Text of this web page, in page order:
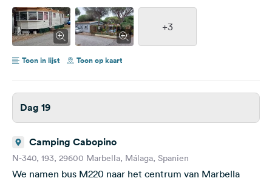
+3
Toon in lijst Toon op kaart
Dag 19
Camping Cabopino
N-340, 193, 29600 Marbella, Málaga, Spanien
We namen bus M220 naar het centrum van Marbella